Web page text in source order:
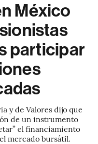
México
participar
y de Valores dijo que
de un instrumento
el financiamiento
mercado bursátil.